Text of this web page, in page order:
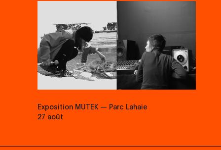
Exposition MUTEK — Parc Lahaie
27 août